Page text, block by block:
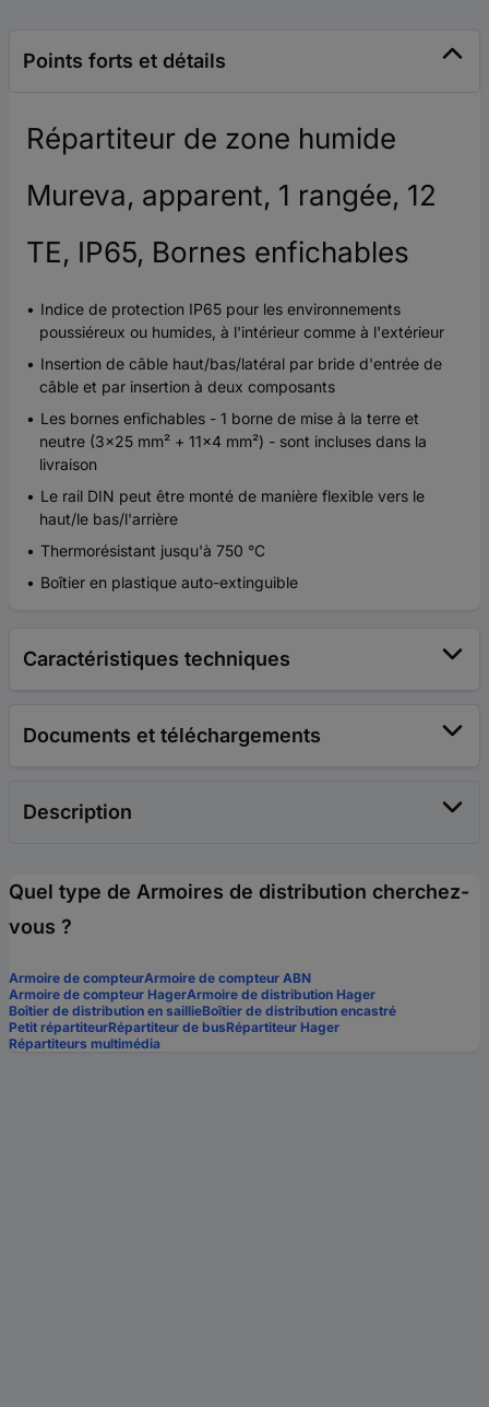
Points forts et détails
Répartiteur de zone humide
Mureva, apparent, 1 rangée, 12
TE, IP65, Bornes enfichables
Indice de protection IP65 pour les environnements
poussiéreux ou humides, à l'intérieur comme à l'extérieur
Insertion de câble haut/bas/latéral par bride d'entrée de
câble et par insertion à deux composants
Les bornes enfichables - 1 borne de mise à la terre et
neutre (3x25 mm² + 11x4 mm²) - sont incluses dans la
livraison
Le rail DIN peut être monté de manière flexible vers le
haut/le bas/l'arrière
Thermorésistant jusqu'à 750 °C
Boîtier en plastique auto-extinguible
Caractéristiques techniques
Documents et téléchargements
Description
Quel type de Armoires de distribution cherchez-
vous ?
Armoire de compteurArmoire de compteur ABN
Armoire de compteur HagerArmoire de distribution Hager
Boîtier de distribution en saillieBoîtier de distribution encastré
Petit répartiteurRépartiteur de busRépartiteur Hager
Répartiteurs multimédia